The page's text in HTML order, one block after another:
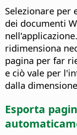
Selezionare per
dei documenti
ridimensiona
pagina per far
e ciò vale per
dalla
Esporta